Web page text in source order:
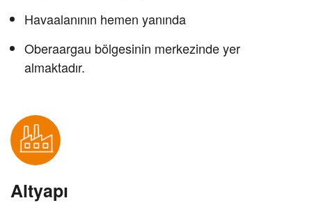
Havaalanının hemen yanında
Oberaargau bölgesinin merkezinde yer
almaktadır.
Altyapı